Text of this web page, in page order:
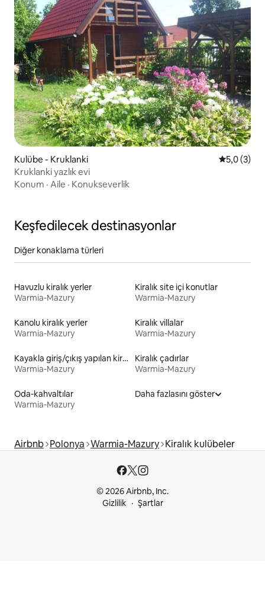
Kulübe - Kruklanki 55,0 (3)
Kruklanki yazlık evi
Konum · Aile · Konukseverlik
Keşfedilecek destinasyonlar
Diğer konaklama türleri
Havuzlu kiralık yerler
Warmia-Mazury
Kiralık site içi konutlar
Warmia-Mazury
Kanolu kiralık yerler
Warmia-Mazury
Kiralık villalar
Warmia-Mazury
Kayakla giriş/çıkış yapılan kiralık yerler
Warmia-Mazury
Kiralık çadırlar
Warmia-Mazury
Oda-kahvaltılar
Warmia-Mazury
Daha fazlasını göster
Airbnb Polonya Warmia-Mazury Kiralık kulübeler
© 2026 Airbnb, Inc.
Gizlilik
Şartlar